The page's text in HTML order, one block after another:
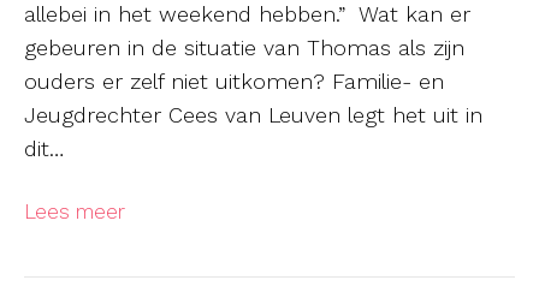
allebei in het weekend hebben.” Wat kan er
gebeuren in de situatie van Thomas als zijn
ouders er zelf niet uitkomen? Familie- en
Jeugdrechter Cees van Leuven legt het uit in
dit…
Lees meer